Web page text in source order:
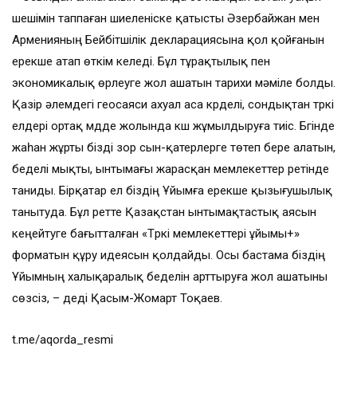
шешімін таппаған шиеленіске қатысты Әзербайжан мен
Арменияның Бейбітшілік декларациясына қол қойғанын
ерекше атап өткім келеді. Бұл тұрақтылық пен
экономикалық өрлеуге жол ашатын тарихи мәміле болды.
Қазір әлемдегі геосаяси ахуал аса күрделі, сондықтан түркі
елдері ортақ мүдде жолында күш жұмылдыруға тиіс. Бүгінде
жаһан жұрты бізді зор сын-қатерлерге төтеп бере алатын,
беделі мықты, ынтымағы жарасқан мемлекеттер ретінде
таниды. Бірқатар ел біздің Ұйымға ерекше қызығушылық
танытуда. Бұл ретте Қазақстан ынтымақтастық аясын
кеңейтуге бағытталған «Түркі мемлекеттері ұйымы+»
форматын құру идеясын қолдайды. Осы бастама біздің
Ұйымның халықаралық беделін арттыруға жол ашатыны
сөзсіз, – деді Қасым-Жомарт Тоқаев.
t.me/aqorda_resmi